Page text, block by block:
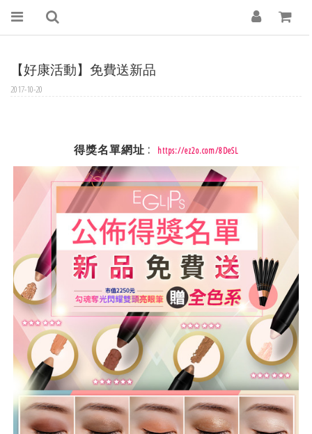
【好康活動】免費送新品
2017-10-20
得獎名單網址 : https://ez2o.com/8DeSL